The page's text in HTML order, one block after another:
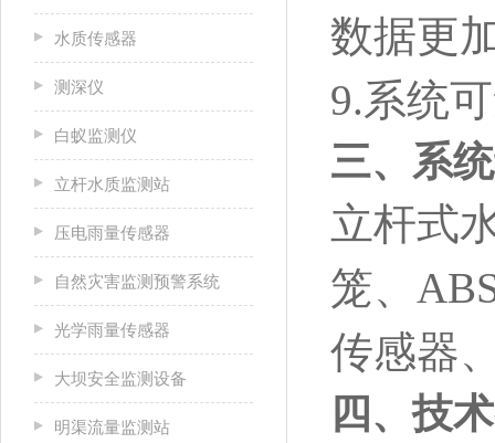
水质传感器
测深仪
白蚁监测仪
立杆水质监测站
压电雨量传感器
自然灾害监测预警系统
光学雨量传感器
大坝安全监测设备
明渠流量监测站
数据更
9.系统
三、系
立杆式
笼、
传感器
四、技